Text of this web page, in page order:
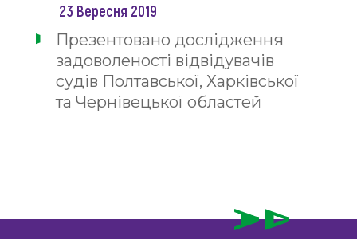
23 Вересня 2019
Презентовано дослідження
задоволеності відвідувачів
судів Полтавської, Харківської
та Чернівецької областей